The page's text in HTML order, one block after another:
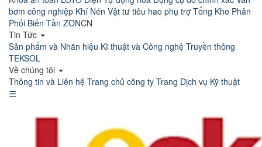
bơm công nghiệp Khí Nén Vật tư tiêu hao phụ trợ Tổng Kho Phân
Phối Biến Tần ZONCN
Tin Tức
Sản phẩm và Nhãn hiệu Kĩ thuật và Công nghệ Truyền thông
TEKSOL
Về chúng tôi
Thông tin và Liên hệ Trang chủ công ty Trang Dịch vụ Kỹ thuật
☰